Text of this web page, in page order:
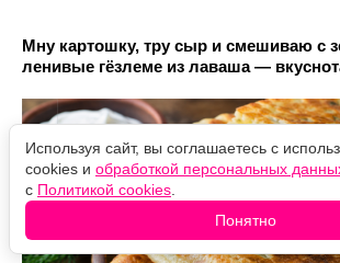
Мну картошку, тру сыр и смешиваю с
ленивые гёзлеме из лаваша —
Используя сайт, вы соглашаетесь с
cookies и обработкой персональных
с Политикой cookies
Понятно